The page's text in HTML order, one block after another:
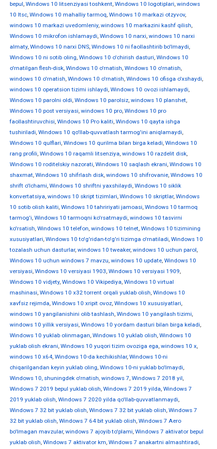
bepul, Windows 10 litsenziyasi toshkent, Windows 10 logotiplari, windows
10 ltsc, Windows 10 mahalliy tarmoq, Windows 10 markazi otzyvov,
windows 10 markazi uvedomleniy, windows 10 markazini kashf qilish,
Windows 10 mikrofon ishlamaydi, Windows 10 narxi, windows 10 narxi
almaty, Windows 10 narxi DNS, Windows 10 ni faollashtirib bo'lmaydi,
Windows 10 ni sotib oling, Windows 10 o'chirish dasturi, Windows 10
o'rnatilgan flesh-disk, Windows 10 o'rnatish, Windows 10 o'rnatish,
windows 10 o'rnatish, Windows 10 o'rnatish, Windows 10 ofisga o'xshaydi,
windows 10 operatsion tizimi ishlaydi, Windows 10 ovozi ishlamaydi,
Windows 10 parolni oldi, Windows 10 parolsiz, windows 10 planshet,
Windows 10 post versiyasi, windows 10 pro, Windows 10 pro
faollashtiruvchisi, Windows 10 Pro kaliti, Windows 10 qayta ishga
tushiriladi, Windows 10 qo'llab-quvvatlash tarmog'ini aniqlamaydi,
Windows 10 qulflari, Windows 10 qurilma bilan birga keladi, Windows 10
rang profili, Windows 10 raqamli litsenziya, windows 10 razdelit disk,
Windows 10 roditelskiy nazorati, Windows 10 saqlash ekrani, Windows 10
shaxmat, Windows 10 shifrlash disk, windows 10 shifrovanie, Windows 10
shrift o'lchami, Windows 10 shriftni yaxshilaydi, Windows 10 siklik
konvertatsiya, windows 10 skript tizimlari, Windows 10 skriptlar, Windows
10 sotib olish kaliti, Windows 10 tahririyati jamoasi, Windows 10 tarmoq
tarmog'i, Windows 10 tarmoqni ko'rsatmaydi, windows 10 tasvirni
ko'rsatish, Windows 10 telefon, windows 10 telnet, Windows 10 tizimining
xususiyatlari, Windows 10 to'g'ridan-to'g'ri tizimga o'rnatiladi, Windows 10
tozalash uchun dasturlar, windows 10 tweaker, windows 10 uchun parol,
Windows 10 uchun windows 7 mavzu, windows 10 update, Windows 10
versiyasi, Windows 10 versiyasi 1903, Windows 10 versiyasi 1909,
Windows 10 vidjety, Windows 10 Vikipediya, Windows 10 virtual
mashinasi, Windows 10 x32 torrent orqali yuklab olish, Windows 10
xavfsiz rejimda, Windows 10 xripit ovoz, Windows 10 xususiyatlari,
windows 10 yangilanishini olib tashlash, Windows 10 yangilash tizimi,
windows 10 yillik versiyasi, Windows 10 yordam dasturi bilan birga keladi,
Windows 10 yuklab olinmagan, Windows 10 yuklab olish, Windows 10
yuklab olish ekrani, Windows 10 yuqori tizim ovoziga ega, windows 10 х,
windows 10 х64, Windows 10-da kechikishlar, Windows 10-ni
chiqarilgandan keyin yuklab oling, Windows 10-ni yuklab bo'lmaydi,
Windows 10, shuningdek o'rnatish, windows 7, Windows 7 2018 yil,
Windows 7 2019 bepul yuklab olish, Windows 7 2019 yilda, Windows 7
2019 yuklab olish, Windows 7 2020 yilda qo'llab-quvvatlanmaydi,
Windows 7 32 bit yuklab olish, Windows 7 32 bit yuklab olish, Windows 7
32 bit yuklab olish, Windows 7 64 bit yuklab olish, Windows 7 Aero
bo'lmagan mavzular, windows 7 ajoyib to'plami, Windows 7 aktivator bepul
yuklab olish, Windows 7 aktivator km, Windows 7 anakartni almashtiradi,